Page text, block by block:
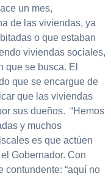
un mes,
de las viviendas, ya
o que estaban
viviendas sociales,
que se busca. El
que se encargue de
que las viviendas
sus dueños. “Hemos
y muchos
es que actúen
Gobernador. Con
contundente: “aquí no